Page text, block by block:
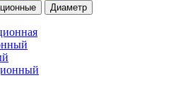
Диаметр